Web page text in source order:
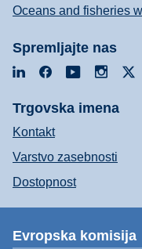
Oceans and fisheries
Spremljajte nas
LinkedInFacebookYouTube
Trgovska imena
Kontakt
Varstvo zasebnosti
Dostopnost
Evropska komisija